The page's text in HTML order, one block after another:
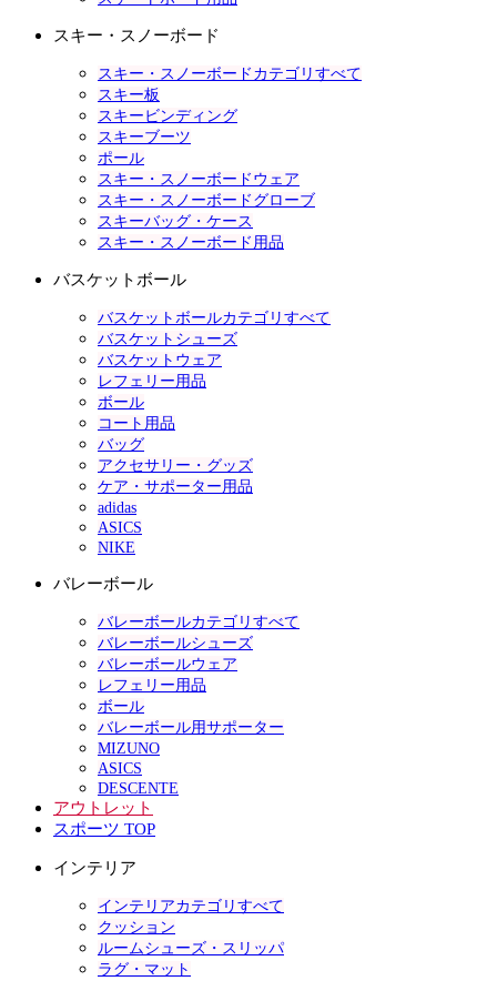
スキー・スノーボード
スキー・スノーボードカテゴリすべて
スキー板
スキービンディング
スキーブーツ
ポール
スキー・スノーボードウェア
スキー・スノーボードグローブ
スキーバッグ・ケース
スキー・スノーボード用品
バスケットボール
バスケットボールカテゴリすべて
バスケットシューズ
バスケットウェア
レフェリー用品
ボール
コート用品
バッグ
アクセサリー・グッズ
ケア・サポーター用品
adidas
ASICS
NIKE
バレーボール
バレーボールカテゴリすべて
バレーボールシューズ
バレーボールウェア
レフェリー用品
ボール
バレーボール用サポーター
MIZUNO
ASICS
DESCENTE
アウトレット
スポーツ TOP
インテリア
インテリアカテゴリすべて
クッション
ルームシューズ・スリッパ
ラグ・マット